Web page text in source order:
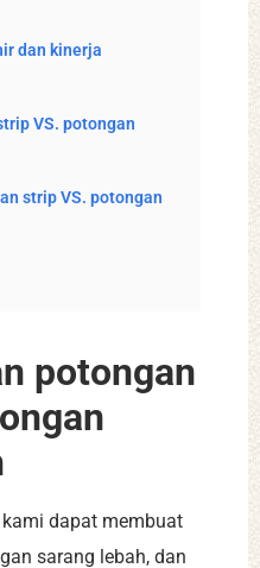
dan kinerja
VS. potongan
strip VS. potongan
potongan
dapat membuat
sarang lebah, dan